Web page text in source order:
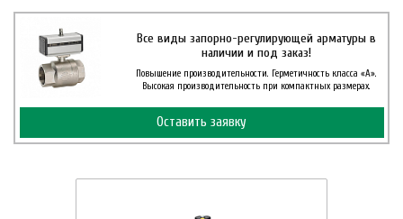
Все виды запорно-регулирующей арматуры в
наличии и под заказ!
Повышение производительности. Герметичность класса «А».
Высокая производительность при компактных размерах.
Оставить заявку